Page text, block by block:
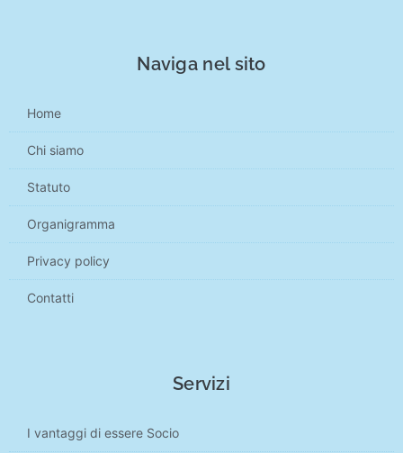
Naviga nel sito
Home
Chi siamo
Statuto
Organigramma
Privacy policy
Contatti
Servizi
I vantaggi di essere Socio